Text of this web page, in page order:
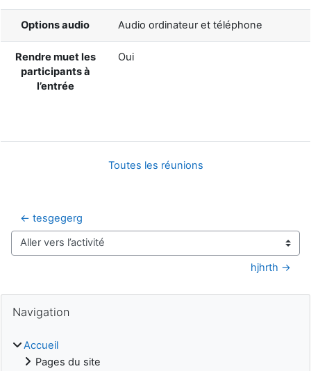
Options audio Audio ordinateur et téléphone
Rendre muet les
participants à
l’entrée
Oui
Toutes les réunions
← tesgegerg
Aller vers l’activité
hjhrth →
Blocs
Navigation
Accueil
Pages du site